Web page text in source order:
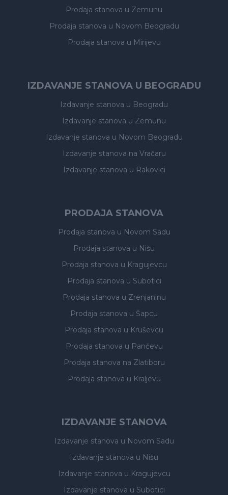
Prodaja stanova u Zemunu
Prodaja stanova u Novom Beogradu
Prodaja stanova u Mirijevu
IZDAVANJE STANOVA U BEOGRADU
Izdavanje stanova u Beogradu
Izdavanje stanova u Zemunu
Izdavanje stanova u Novom Beogradu
Izdavanje stanova na Vračaru
Izdavanje stanova u Rakovici
PRODAJA STANOVA
Prodaja stanova u Novom Sadu
Prodaja stanova u Nišu
Prodaja stanova u Kragujevcu
Prodaja stanova u Subotici
Prodaja stanova u Zrenjaninu
Prodaja stanova u Šapcu
Prodaja stanova u Kruševcu
Prodaja stanova u Pančevu
Prodaja stanova na Zlatiboru
Prodaja stanova u Kraljevu
IZDAVANJE STANOVA
Izdavanje stanova u Novom Sadu
Izdavanje stanova u Nišu
Izdavanje stanova u Kragujevcu
Izdavanje stanova u Subotici